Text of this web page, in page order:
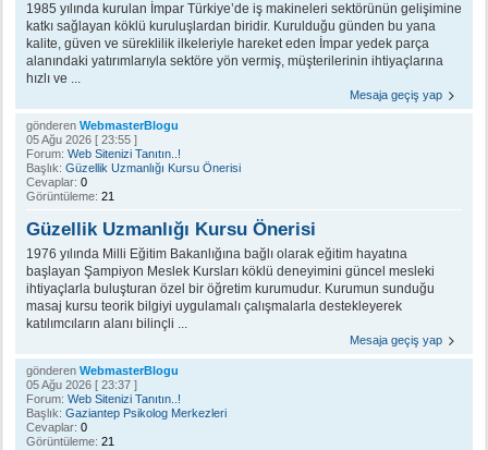
1985 yılında kurulan İmpar Türkiye’de iş makineleri sektörünün gelişimine
katkı sağlayan köklü kuruluşlardan biridir. Kurulduğu günden bu yana
kalite, güven ve süreklilik ilkeleriyle hareket eden İmpar yedek parça
alanındaki yatırımlarıyla sektöre yön vermiş, müşterilerinin ihtiyaçlarına
hızlı ve ...
Mesaja geçiş yap
gönderen WebmasterBlogu
05 Ağu 2026 [ 23:55 ]
Forum: Web Sitenizi Tanıtın..!
Başlık: Güzellik Uzmanlığı Kursu Önerisi
Cevaplar: 0
Görüntüleme: 21
Güzellik Uzmanlığı Kursu Önerisi
1976 yılında Milli Eğitim Bakanlığına bağlı olarak eğitim hayatına
başlayan Şampiyon Meslek Kursları köklü deneyimini güncel mesleki
ihtiyaçlarla buluşturan özel bir öğretim kurumudur. Kurumun sunduğu
masaj kursu teorik bilgiyi uygulamalı çalışmalarla destekleyerek
katılımcıların alanı bilinçli ...
Mesaja geçiş yap
gönderen WebmasterBlogu
05 Ağu 2026 [ 23:37 ]
Forum: Web Sitenizi Tanıtın..!
Başlık: Gaziantep Psikolog Merkezleri
Cevaplar: 0
Görüntüleme: 21